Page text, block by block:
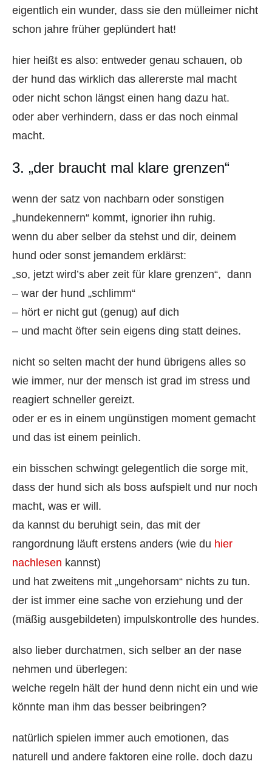
eigentlich ein wunder, dass sie den mülleimer nicht
schon jahre früher geplündert hat!
hier heißt es also: entweder genau schauen, ob
der hund das wirklich das allererste mal macht
oder nicht schon längst einen hang dazu hat.
oder aber verhindern, dass er das noch einmal
macht.
3. „der braucht mal klare grenzen“
wenn der satz von nachbarn oder sonstigen
„hundekennern“ kommt, ignorier ihn ruhig.
wenn du aber selber da stehst und dir, deinem
hund oder sonst jemandem erklärst:
„so, jetzt wird’s aber zeit für klare grenzen“, dann
– war der hund „schlimm“
– hört er nicht gut (genug) auf dich
– und macht öfter sein eigens ding statt deines.
nicht so selten macht der hund übrigens alles so
wie immer, nur der mensch ist grad im stress und
reagiert schneller gereizt.
oder er es in einem ungünstigen moment gemacht
und das ist einem peinlich.
ein bisschen schwingt gelegentlich die sorge mit,
dass der hund sich als boss aufspielt und nur noch
macht, was er will.
da kannst du beruhigt sein, das mit der
rangordnung läuft erstens anders (wie du hier
nachlesen kannst)
und hat zweitens mit „ungehorsam“ nichts zu tun.
der ist immer eine sache von erziehung und der
(mäßig ausgebildeten) impulskontrolle des hundes.
also lieber durchatmen, sich selber an der nase
nehmen und überlegen:
welche regeln hält der hund denn nicht ein und wie
könnte man ihm das besser beibringen?
natürlich spielen immer auch emotionen, das
naturell und andere faktoren eine rolle. doch dazu